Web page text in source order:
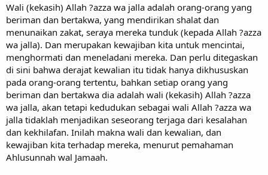
Wali (kekasih) Allah ?azza wa jalla adalah orang-orang yang
beriman dan bertakwa, yang mendirikan shalat dan
menunaikan zakat, seraya mereka tunduk (kepada Allah ?azza
wa jalla). Dan merupakan kewajiban kita untuk mencintai,
menghormati dan meneladani mereka. Dan perlu ditegaskan
di sini bahwa derajat kewalian itu tidak hanya dikhususkan
pada orang-orang tertentu, bahkan setiap orang yang
beriman dan bertakwa dia adalah wali (kekasih) Allah ?azza
wa jalla, akan tetapi kedudukan sebagai wali Allah ?azza wa
jalla tidaklah menjadikan seseorang terjaga dari kesalahan
dan kekhilafan. Inilah makna wali dan kewalian, dan
kewajiban kita terhadap mereka, menurut pemahaman
Ahlusunnah wal Jamaah.